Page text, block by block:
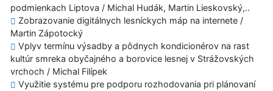
podmienkach Liptova / Michal Hudák, Martin Lieskovský,..
Zobrazovanie digitálnych lesníckych máp na internete /
Martin Zápotocký
Vplyv termínu výsadby a pôdnych kondicionérov na rast
kultúr smreka obyčajného a borovice lesnej v Strážovských
vrchoch / Michal Filípek
Využitie systému pre podporu rozhodovania pri plánovaní